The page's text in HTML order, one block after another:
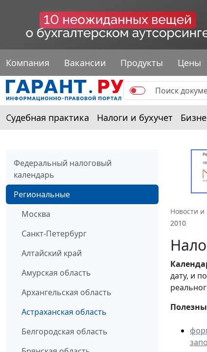
Компания Вакансии Продукты Цены
Судебная практика Налоги и бухучет
Федеральный налоговый
календарь
Региональные
Москва
Санкт-Петербург
Алтайский край
Амурская область
Архангельская область
Астраханская область
Белгородская область
Новости и
2010
дату, и